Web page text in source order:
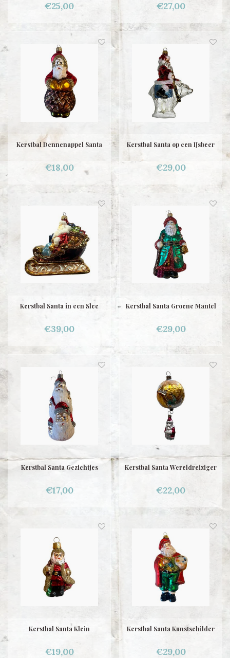
€25,00 €27,00
Kerstbal Dennenappel Santa
€18,00
Kerstbal Santa op een IJsbeer
€29,00
Kerstbal Santa in een Slee
€39,00
Kerstbal Santa Groene Mantel
€29,00
Kerstbal Santa Gezichtjes
€17,00
Kerstbal Santa Wereldreiziger
€22,00
Kerstbal Santa Klein
€19,00
Kerstbal Santa Kunstschilder
€29,00